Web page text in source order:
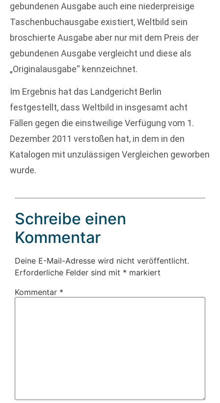
gebundenen Ausgabe auch eine niederpreisige
Taschenbuchausgabe existiert, Weltbild sein
broschierte Ausgabe aber nur mit dem Preis der
gebundenen Ausgabe vergleicht und diese als
„Originalausgabe“ kennzeichnet.
Im Ergebnis hat das Landgericht Berlin
festgestellt, dass Weltbild in insgesamt acht
Fällen gegen die einstweilige Verfügung vom 1.
Dezember 2011 verstoßen hat, in dem in den
Katalogen mit unzulässigen Vergleichen geworben
wurde.
Schreibe einen
Kommentar
Deine E-Mail-Adresse wird nicht veröffentlicht.
Erforderliche Felder sind mit * markiert
Kommentar *